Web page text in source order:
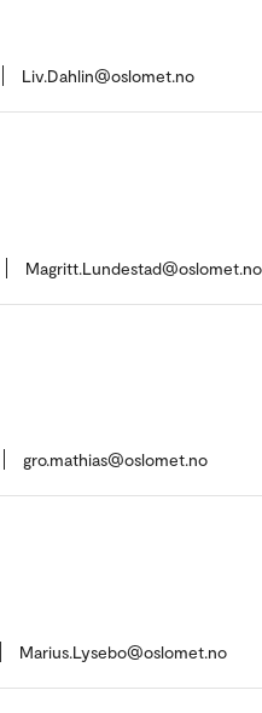
Liv.Dahlin@oslomet.no
Magritt.Lundestad@oslomet.no
gro.mathias@oslomet.no
Marius.Lysebo@oslomet.no